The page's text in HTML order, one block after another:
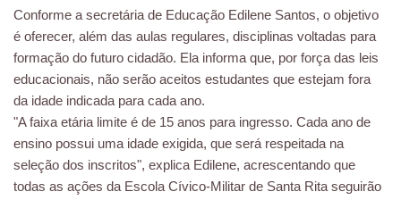
Conforme a secretária de Educação Edilene Santos, o objetivo
é oferecer, além das aulas regulares, disciplinas voltadas para
formação do futuro cidadão. Ela informa que, por força das leis
educacionais, não serão aceitos estudantes que estejam fora
da idade indicada para cada ano.
"A faixa etária limite é de 15 anos para ingresso. Cada ano de
ensino possui uma idade exigida, que será respeitada na
seleção dos inscritos", explica Edilene, acrescentando que
todas as ações da Escola Cívico-Militar de Santa Rita seguirão